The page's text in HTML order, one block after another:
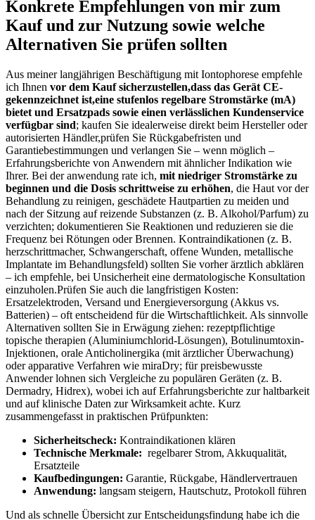
Konkrete Empfehlungen von mir⁣ zum
Kauf und zur Nutzung sowie welche
⁣Alternativen Sie ⁣prüfen sollten
Aus meiner langjährigen Beschäftigung mit ⁤Iontophorese empfehle‍
ich‌ Ihnen vor dem ‌Kauf sicherzustellen,dass ‌das Gerät ​CE-
gekennzeichnet ist,eine stufenlos ⁣regelbare ⁣Stromstärke (mA)
bietet und Ersatzpads​ sowie einen verlässlichen Kundenservice
verfügbar⁢ sind; kaufen Sie ⁤idealerweise direkt beim Hersteller oder
autorisierten Händler,prüfen Sie ‌Rückgabefristen und
Garantiebestimmungen⁢ und verlangen Sie – wenn möglich –
Erfahrungsberichte​ von Anwendern‍ mit ähnlicher Indikation wie
Ihrer. Bei der anwendung rate ich,⁢ mit niedriger Stromstärke zu
beginnen ⁣und die ‌Dosis schrittweise zu erhöhen, die ‌Haut vor der
‌Behandlung zu reinigen, geschädete Hautpartien zu meiden und
nach der Sitzung auf reizende Substanzen (z. ​B. Alkohol/Parfum) zu
verzichten; dokumentieren Sie Reaktionen und reduzieren sie die‍
Frequenz bei Rötungen oder Brennen. Kontraindikationen (z. B.
herzschrittmacher, Schwangerschaft,⁣ offene Wunden, metallische
Implantate im ⁣Behandlungsfeld)⁢ sollten Sie vorher⁣ ärztlich abklären
– ich empfehle, bei ‌Unsicherheit eine dermatologische⁢ Konsultation
einzuholen.Prüfen Sie ​auch ⁤die langfristigen⁣ Kosten:
Ersatzelektroden, Versand und Energieversorgung (Akkus vs.
Batterien)‍ – oft entscheidend für die Wirtschaftlichkeit. Als sinnvolle
Alternativen sollten Sie in Erwägung ⁣ziehen: rezeptpflichtige
topische therapien (Aluminiumchlorid-Lösungen), Botulinumtoxin-
Injektionen, orale Anticholinergika (mit ärztlicher Überwachung)
oder apparative⁢ Verfahren wie ​miraDry;‌ für preisbewusste
Anwender ⁤lohnen sich Vergleiche​ zu populären Geräten (z. ​B.⁢
Dermadry, Hidrex), wobei ich auf ⁢Erfahrungsberichte zur haltbarkeit
und auf klinische⁣ Daten zur Wirksamkeit achte. Kurz​
zusammengefasst‌ in praktischen⁣ Prüfpunkten:
Sicherheitscheck: Kontraindikationen klären
Technische Merkmale: ⁢ regelbarer Strom, Akkuqualität,
Ersatzteile
Kaufbedingungen: Garantie, Rückgabe, Händlervertrauen
Anwendung: langsam steigern, ⁤Hautschutz, Protokoll führen
Und als schnelle Übersicht ⁤zur Entscheidungsfindung habe ich die